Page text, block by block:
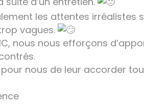
les attentes irréalistes
vagues.
nous nous efforçons
pour nous de leur accorder